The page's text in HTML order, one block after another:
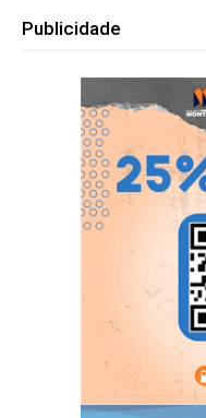
Publicidade